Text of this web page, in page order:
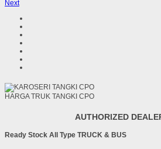
Next
HARGA TRUK TANGKI CPO
AUTHORIZED
Ready Stock All Type TRUCK & BUS